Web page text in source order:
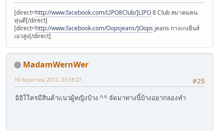
[direct=http://www.facebook.com/LIPO8Club/]LIPO8 Club สมาคมคน
หุ่นดี[/direct]
[direct=http://www.facebook.com/Oopsjeans/]Oops jeans กางเกงยีนส์
เอวสูง[/direct]
MadamWernWer
#25
16 พฤษภาคม 2012, 03:18:27
อิอิใใครมีสินค้าแนวผู้หญิงบ้าง ^^ จัดมาทางนี้บ้างอยากลองทำ